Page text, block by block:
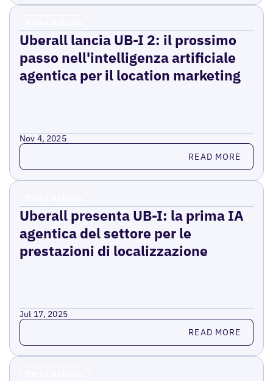
Uberall lancia UB-I 2: il prossimo
passo nell'intelligenza artificiale
agentica per il location marketing
Nov 4, 2025
Read more READ MORE
Uberall presenta UB-I: la prima IA
agentica del settore per le
prestazioni di localizzazione
Jul 17, 2025
Read more READ MORE